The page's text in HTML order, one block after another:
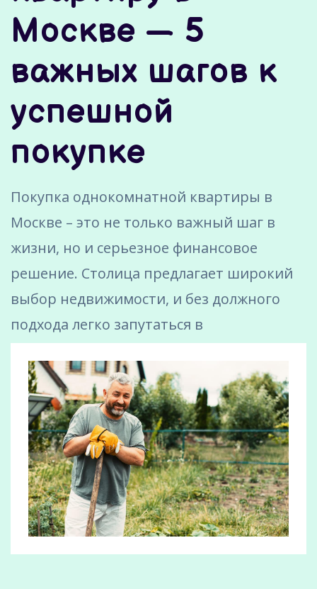
Москве — 5
важных шагов к
успешной
покупке
Покупка однокомнатной квартиры в
Москве – это не только важный шаг в
жизни, но и серьезное финансовое
решение. Столица предлагает широкий
выбор недвижимости, и без должного
подхода легко запутаться в